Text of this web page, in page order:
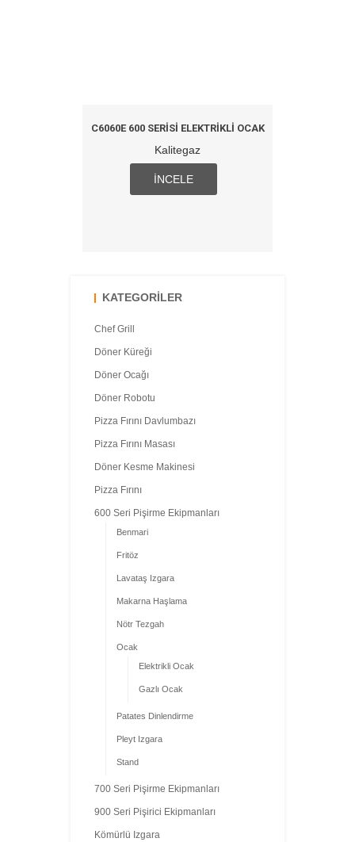
C6060E 600 SERISI ELEKTRIKLI OCAK
Kalitegaz
İNCELE
KATEGORILER
Chef Grill
Döner Küreği
Döner Ocağı
Döner Robotu
Pizza Fırını Davlumbazı
Pizza Fırını Masası
Döner Kesme Makinesi
Pizza Fırını
600 Seri Pişirme Ekipmanları
Benmari
Fritöz
Lavataş Izgara
Makarna Haşlama
Nötr Tezgah
Ocak
Elektrikli Ocak
Gazlı Ocak
Patates Dinlendirme
Pleyt Izgara
Stand
700 Seri Pişirme Ekipmanları
900 Seri Pişirici Ekipmanları
Kömürlü Izgara